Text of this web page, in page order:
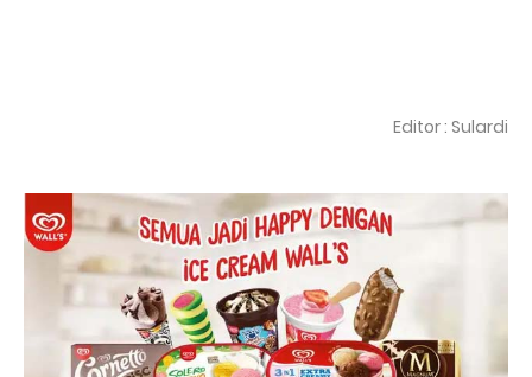
Editor : Sulardi